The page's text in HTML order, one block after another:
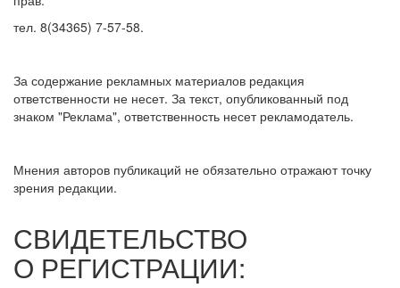
тел. 8(34365) 7-57-58.
За содержание рекламных материалов редакция
ответственности не несет. За текст, опубликованный под
знаком "Реклама", ответственность несет рекламодатель.
Мнения авторов публикаций не обязательно отражают точку
зрения редакции.
СВИДЕТЕЛЬСТВО
О РЕГИСТРАЦИИ: